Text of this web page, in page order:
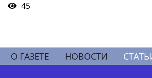
45
О ГАЗЕТЕ НОВОСТИ